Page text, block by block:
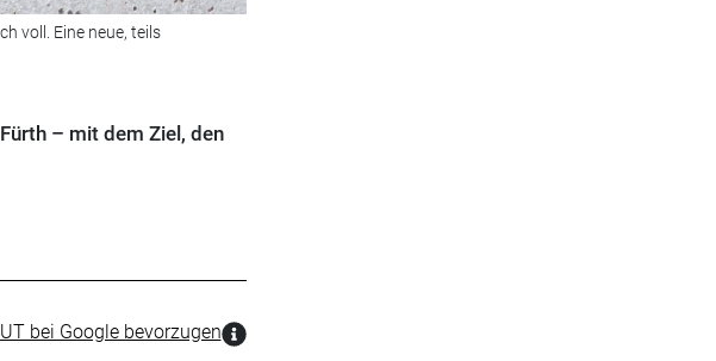
voll. Eine neue, teils
– mit dem Ziel, den
bei Google bevorzugen